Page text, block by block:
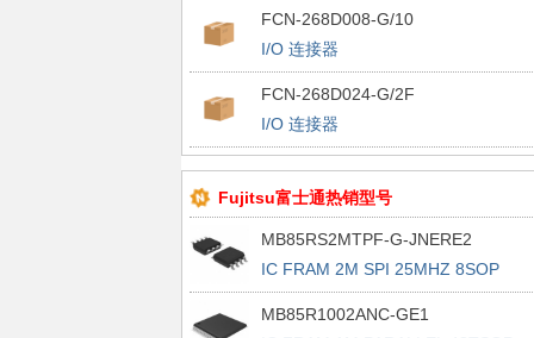
FCN-268D008-G/10
I/O 连接器
FCN-268D024-G/2F
I/O 连接器
Fujitsu富士通热销型号
MB85RS2MTPF-G-JNERE2
IC FRAM 2M SPI 25MHZ 8SOP
MB85R1002ANC-GE1